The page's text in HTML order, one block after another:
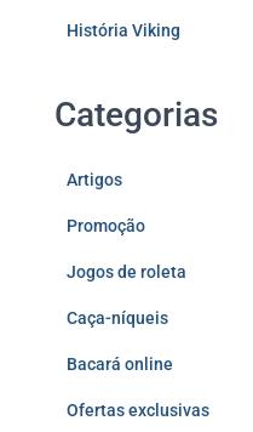
História Viking
Categorias
Artigos
Promoção
Jogos de roleta
Caça-níqueis
Bacará online
Ofertas exclusivas